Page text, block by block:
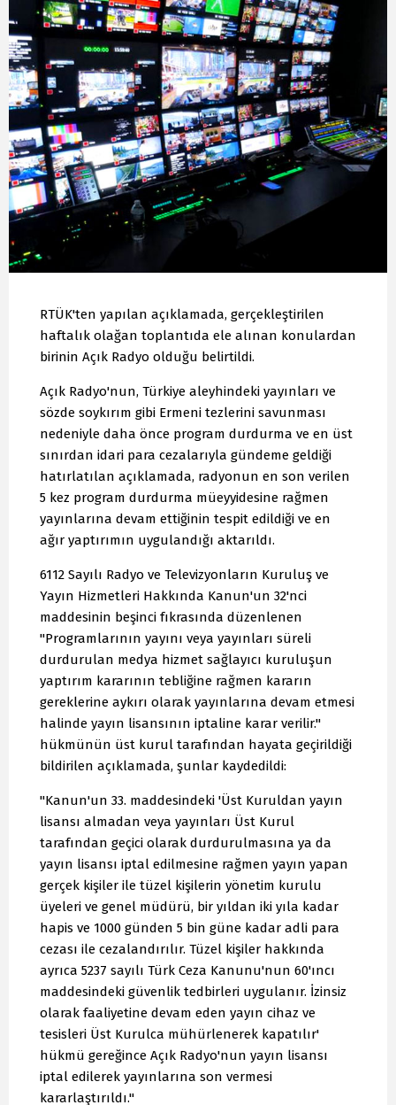
RTÜK'ten yapılan açıklamada, gerçekleştirilen
haftalık olağan toplantıda ele alınan konulardan
birinin Açık Radyo olduğu belirtildi.
Açık Radyo'nun, Türkiye aleyhindeki yayınları ve
sözde soykırım gibi Ermeni tezlerini savunması
nedeniyle daha önce program durdurma ve en üst
sınırdan idari para cezalarıyla gündeme geldiği
hatırlatılan açıklamada, radyonun en son verilen
5 kez program durdurma müeyyidesine rağmen
yayınlarına devam ettiğinin tespit edildiği ve en
ağır yaptırımın uygulandığı aktarıldı.
6112 Sayılı Radyo ve Televizyonların Kuruluş ve
Yayın Hizmetleri Hakkında Kanun'un 32'nci
maddesinin beşinci fıkrasında düzenlenen
"Programlarının yayını veya yayınları süreli
durdurulan medya hizmet sağlayıcı kuruluşun
yaptırım kararının tebliğine rağmen kararın
gereklerine aykırı olarak yayınlarına devam etmesi
halinde yayın lisansının iptaline karar verilir."
hükmünün üst kurul tarafından hayata geçirildiği
bildirilen açıklamada, şunlar kaydedildi:
"Kanun'un 33. maddesindeki 'Üst Kuruldan yayın
lisansı almadan veya yayınları Üst Kurul
tarafından geçici olarak durdurulmasına ya da
yayın lisansı iptal edilmesine rağmen yayın yapan
gerçek kişiler ile tüzel kişilerin yönetim kurulu
üyeleri ve genel müdürü, bir yıldan iki yıla kadar
hapis ve 1000 günden 5 bin güne kadar adli para
cezası ile cezalandırılır. Tüzel kişiler hakkında
ayrıca 5237 sayılı Türk Ceza Kanunu'nun 60'ıncı
maddesindeki güvenlik tedbirleri uygulanır. İzinsiz
olarak faaliyetine devam eden yayın cihaz ve
tesisleri Üst Kurulca mühürlenerek kapatılır'
hükmü gereğince Açık Radyo'nun yayın lisansı
iptal edilerek yayınlarına son vermesi
kararlaştırıldı."